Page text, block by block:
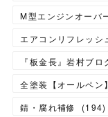
M型エンジンオーバ
エアコンリフレッシ
『板金長』岩村ブロ
全塗装【オールペン】
錆・腐れ補修
(194)